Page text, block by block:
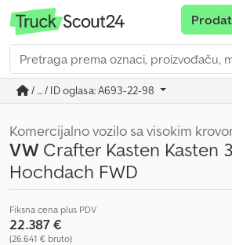
/ ... / ID oglasa: A693-22-98
Komercijalno vozilo sa visokim
VW Crafter Kasten Kasten
Hochdach FWD
Fiksna cena plus PDV
22.387 €
(26.641 € bruto)